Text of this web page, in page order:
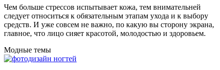
Чем больше стрессов испытывает кожа, тем внимательней
следует относиться к обязательным этапам ухода и к выбору
средств. И уже совсем не важно, по какую вы сторону экрана,
главное, что лицо сияет красотой, молодостью и здоровьем.
Модные темы